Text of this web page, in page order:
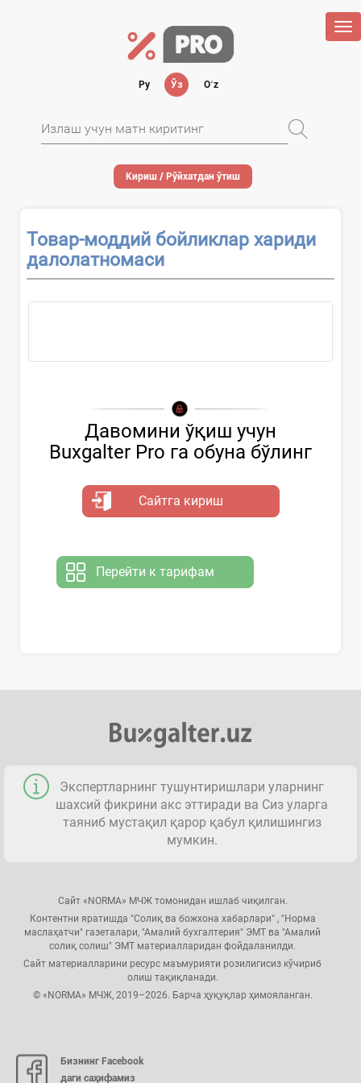
Ру Ўз Oʻz
Кириш / Рўйхатдан ўтиш
Товар-моддий бойликлар хариди
далолатномаси
Давомини ўқиш учун
Buxgalter Pro га обуна бўлинг
Сайтга кириш
Перейти к тарифам
Экспертларнинг тушунтиришлари уларнинг
шахсий фикрини акс эттиради ва Сиз уларга
таяниб мустақил қарор қабул қилишингиз
мумкин.
Сайт «NORMA» МЧЖ томонидан ишлаб чиқилган.
Контентни яратишда "Солиқ ва божхона хабарлари" , "Норма
маслаҳатчи" газеталари, "Амалий бухгалтерия" ЭМТ ва "Амалий
солиқ солиш" ЭМТ материалларидан фойдаланилди.
Сайт материалларини ресурс маъмурияти розилигисиз кўчириб
олиш тақиқланади.
© «NORMA» МЧЖ, 2019–2026. Барча ҳуқуқлар ҳимояланган.
Бизнинг Facebook
даги саҳифамиз